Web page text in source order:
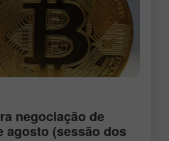
analysis
USDCAD
negociação de
agosto (sessão dos